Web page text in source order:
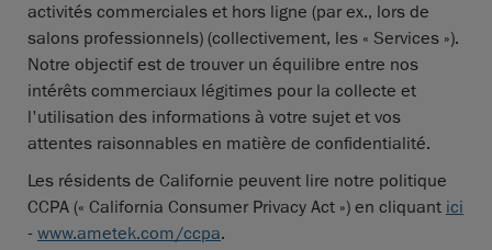
activités commerciales et hors ligne (par ex., lors de
salons professionnels) (collectivement, les « Services »).
Notre objectif est de trouver un équilibre entre nos
intérêts commerciaux légitimes pour la collecte et
l'utilisation des informations à votre sujet et vos
attentes raisonnables en matière de confidentialité.
Les résidents de Californie peuvent lire notre politique
CCPA (« California Consumer Privacy Act ») en cliquant ici
- www.ametek.com/ccpa.